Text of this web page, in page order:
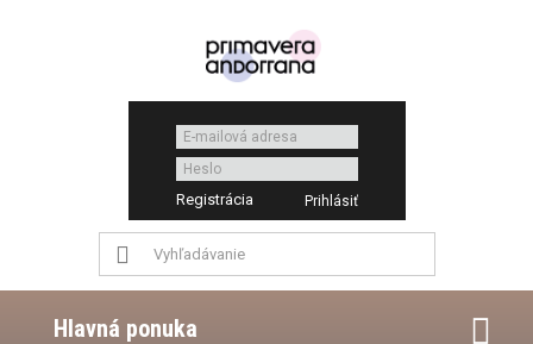
Registrácia
Hlavná ponuka